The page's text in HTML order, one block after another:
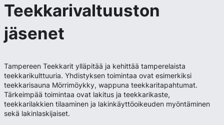
Teekkarivaltuuston
jäsenet
Tampereen Teekkarit ylläpitää ja kehittää tamperelaista
teekkarikulttuuria. Yhdistyksen toimintaa ovat esimerkiksi
teekkarisauna Mörrimöykky, wappuna teekkaritapahtumat.
Tärkeimpää toimintaa ovat lakitus ja teekkarikaste,
teekkarilakkien tilaaminen ja lakinkäyttöoikeuden myöntäminen
sekä lakinlaskijaiset.